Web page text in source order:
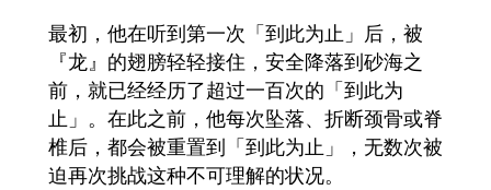
最初，他在听到第一次「到此为止」后，被
『龙』的翅膀轻轻接住，安全降落到砂海之
前，就已经经历了超过一百次的「到此为
止」。在此之前，他每次坠落、折断颈骨或脊
椎后，都会被重置到「到此为止」，无数次被
迫再次挑战这种不可理解的状况。